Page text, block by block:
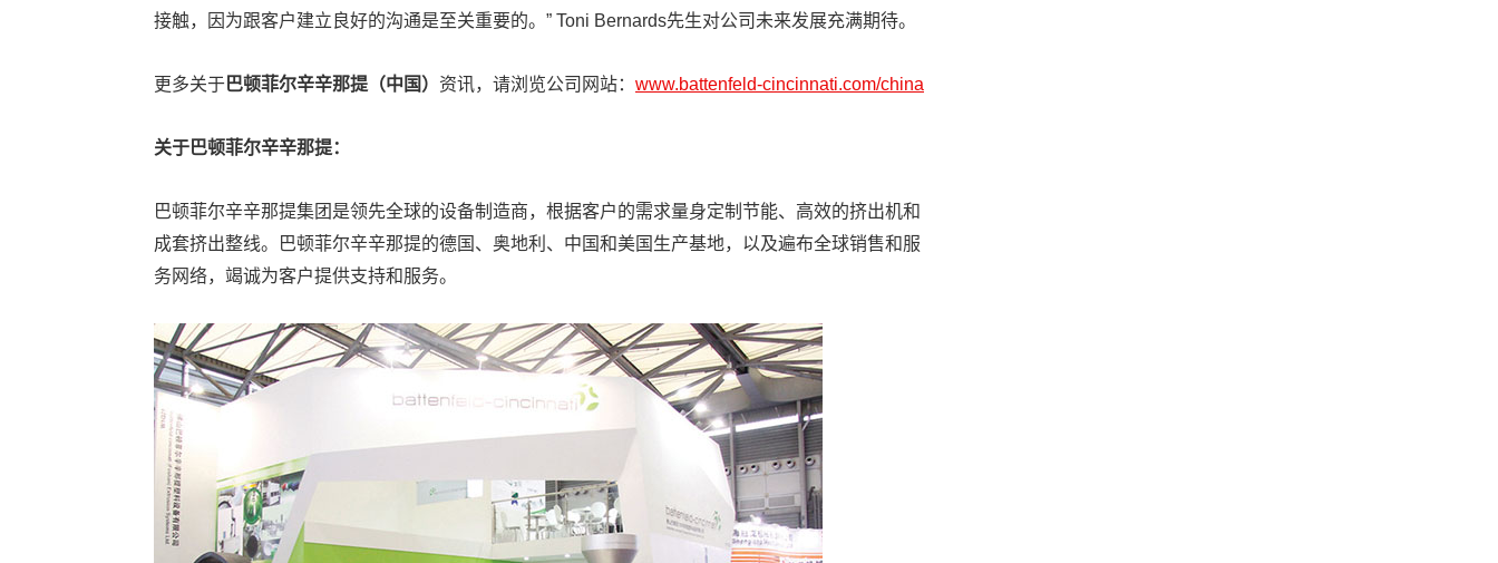
接触，因为跟客户建立良好的沟通是至关重要的。” Toni Bernards先生对公司未来发展充满期待。
更多关于 巴顿菲尔辛辛那提（中国） 资讯，请浏览公司网站： www.battenfeld-cincinnati.com/china
关于巴顿菲尔辛辛那提：
巴顿菲尔辛辛那提集团是领先全球的设备制造商，根据客户的需求量身定制节能、高效的挤出机和
成套挤出整线。巴顿菲尔辛辛那提的德国、奥地利、中国和美国生产基地，以及遍布全球销售和服
务网络，竭诚为客户提供支持和服务。